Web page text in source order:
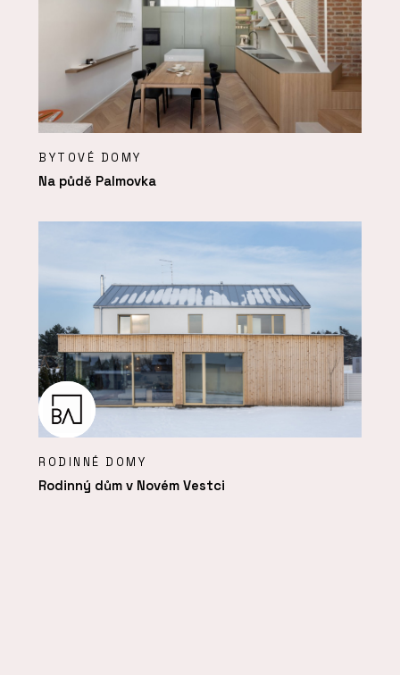
BYTOVÉ DOMY
Na půdě Palmovka
RODINNÉ DOMY
Rodinný dům v Novém Vestci